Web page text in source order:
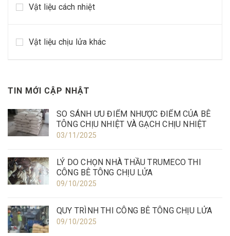
Vật liệu cách nhiệt
Vật liệu chịu lửa khác
TIN MỚI CẬP NHẬT
SO SÁNH ƯU ĐIỂM NHƯỢC ĐIỂM CỦA BÊ
TÔNG CHỊU NHIỆT VÀ GẠCH CHỊU NHIỆT
03/11/2025
LÝ DO CHỌN NHÀ THẦU TRUMECO THI
CÔNG BÊ TÔNG CHỊU LỬA
09/10/2025
QUY TRÌNH THI CÔNG BÊ TÔNG CHỊU LỬA
09/10/2025